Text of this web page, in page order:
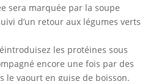
sera marquée par la soupe
d’un retour aux légumes verts
les protéines sous
encore une fois par des
le yaourt en guise de boisson.